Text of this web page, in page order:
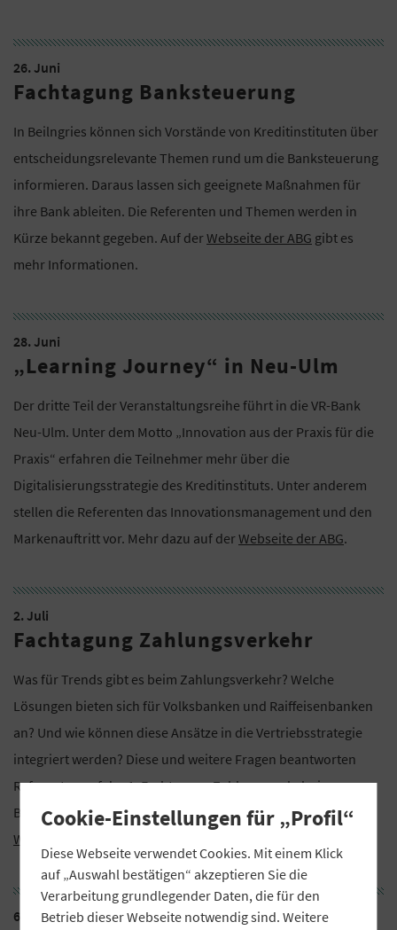
26. Juni
Fachtagung Banksteuerung
In Beilngries können sich Vorstände von Kreditinstituten über
entscheidungsrelevante Themen rund um die Banksteuerung
informieren. Daraus lassen sich geeignete Maßnahmen für
ihre Bank ableiten. Die Referenten und Themen werden in
Kürze bekannt gegeben. Auf derWebseite der ABG gibt es
mehr Informationen.
28. Juni
„Learning Journey“ in Neu-Ulm
Der dritte Teil der Veranstaltungsreihe führt in die VR-Bank
Neu-Ulm. Unter dem Motto „Innovation aus der Praxis für die
Praxis“ erfahren die Teilnehmer mehr über die
Digitalisierungsstrategie des Kreditinstituts. Unter anderem
stellen die Referenten das Innovationsmanagement und den
Markenauftritt vor. Mehr dazu auf derWebseite der ABG.
2. Juli
Fachtagung Zahlungsverkehr
Was für Trends gibt es beim Zahlungsverkehr? Welche
Lösungen bieten sich für Volksbanken und Raiffeisenbanken
an? Und wie können diese Ansätze in die Vertriebsstrategie
integriert werden? Diese und weitere Fragen beantworten
Referenten auf der 1. Fachtagung Zahlungsverkehr in
Beilngries. Das Programm steht zum Abruf auf derABG-
Webseite
6. Juli
Cookie-Einstellungen für „Profil“
Diese Webseite verwendet Cookies. Mit einem Klick
auf „Auswahl bestätigen“ akzeptieren Sie die
Verarbeitung grundlegender Daten, die für den
Betrieb dieser Webseite notwendig sind. Weitere